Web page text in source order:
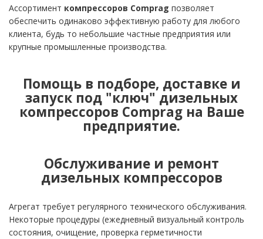
Ассортимент компрессоров Comprag позволяет
обеспечить одинаково эффективную работу для любого
клиента, будь то небольшие частные предприятия или
крупные промышленные производства.
Помощь в подборе, доставке и
запуск под "ключ" дизельных
компрессоров Comprag на Ваше
предприятие.
Обслуживание и ремонт
дизельных компрессоров
Агрегат требует регулярного технического обслуживания.
Некоторые процедуры (ежедневный визуальный контроль
состояния, очищение, проверка герметичности